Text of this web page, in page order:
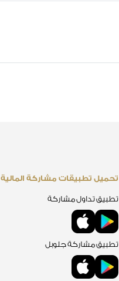
تحميل تطبيقات مشاركة المالية
تطبيق تداول مشاركة
تطبيق مشاركة جلوبل